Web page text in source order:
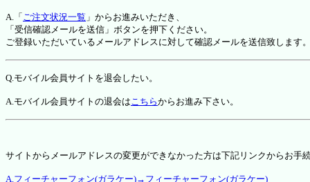
A.「 ご注文状況一覧 」からお進みいただき、
「受信確認メールを送信」ボタンを押下ください。
ご登録いただいているメールアドレスに対して確認メールを送信致します。
Q.モバイル会員サイトを退会したい。
A.モバイル会員サイトの退会はこちらからお進み下さい。
サイトからメールアドレスの変更ができなかった方は下記リンクからお手
A.フィーチャーフォン(ガラケー)→フィーチャーフォン(ガラケー)